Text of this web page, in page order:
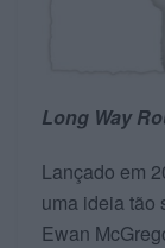
Long Way
Lançado em
uma ideia tão
Ewan